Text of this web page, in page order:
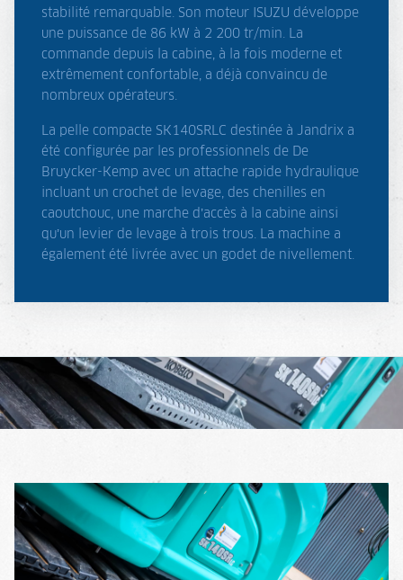
stabilité remarquable. Son moteur ISUZU développe
une puissance de 86 kW à 2 200 tr/min. La
commande depuis la cabine, à la fois moderne et
extrêmement confortable, a déjà convaincu de
nombreux opérateurs.
La pelle compacte SK140SRLC destinée à Jandrix a
été configurée par les professionnels de De
Bruycker-Kemp avec un attache rapide hydraulique
incluant un crochet de levage, des chenilles en
caoutchouc, une marche d’accès à la cabine ainsi
qu’un levier de levage à trois trous. La machine a
également été livrée avec un godet de nivellement.